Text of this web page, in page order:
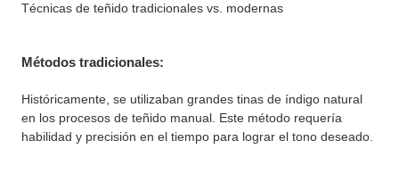
Técnicas de teñido tradicionales vs. modernas
Métodos tradicionales:
Históricamente, se utilizaban grandes tinas de índigo natural
en los procesos de teñido manual. Este método requería
habilidad y precisión en el tiempo para lograr el tono deseado.